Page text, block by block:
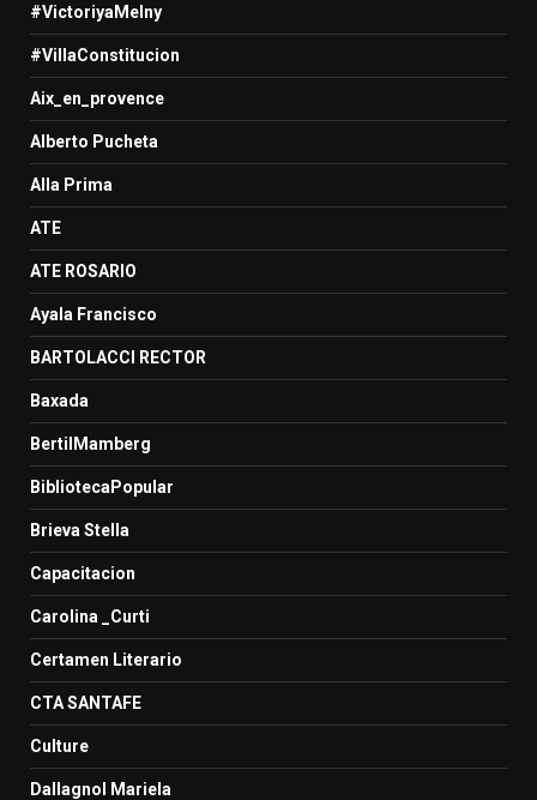
#VictoriyaMelny
#VillaConstitucion
Aix_en_provence
Alberto Pucheta
Alla Prima
ATE
ATE ROSARIO
Ayala Francisco
BARTOLACCI RECTOR
Baxada
BertilMamberg
BibliotecaPopular
Brieva Stella
Capacitacion
Carolina _Curti
Certamen Literario
CTA SANTAFE
Culture
Dallagnol Mariela